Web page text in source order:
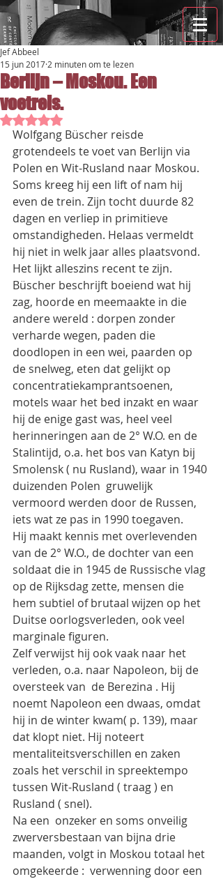
Berlijn – Moskou. Een
voetreis.
Jef Abbeel
15 jun 2017 2 minuten om te lezen
Beoordeeld met NaN uit 5 sterren.
Wolfgang Büscher reisde
grotendeels te voet van Berlijn via
Polen en Wit-Rusland naar Moskou.
Soms kreeg hij een lift of nam hij
even de trein. Zijn tocht duurde 82
dagen en verliep in primitieve
omstandigheden. Helaas vermeldt
hij niet in welk jaar alles plaatsvond.
Het lijkt alleszins recent te zijn.
Büscher beschrijft boeiend wat hij
zag, hoorde en meemaakte in die
andere wereld : dorpen zonder
verharde wegen, paden die
doodlopen in een wei, paarden op
de snelweg, eten dat gelijkt op
concentratiekamprantsoenen,
motels waar het bed inzakt en waar
hij de enige gast was, heel veel
herinneringen aan de 2° W.O. en de
Stalintijd, o.a. het bos van Katyn bij
Smolensk ( nu Rusland), waar in 1940
duizenden Polen  gruwelijk
vermoord werden door de Russen,
iets wat ze pas in 1990 toegaven.
Hij maakt kennis met overlevenden
van de 2° W.O., de dochter van een
soldaat die in 1945 de Russische vlag
op de Rijksdag zette, mensen die
hem subtiel of brutaal wijzen op het
Duitse oorlogsverleden, ook veel
marginale figuren.
Zelf verwijst hij ook vaak naar het
verleden, o.a. naar Napoleon, bij de
oversteek van  de Berezina . Hij
noemt Napoleon een dwaas, omdat
hij in de winter kwam( p. 139), maar
dat klopt niet. Hij noteert
mentaliteitsverschillen en zaken
zoals het verschil in spreektempo
tussen Wit-Rusland ( traag ) en
Rusland ( snel).
Na een  onzeker en soms onveilig
zwerversbestaan van bijna drie
maanden, volgt in Moskou totaal het
omgekeerde :  verwenning door een